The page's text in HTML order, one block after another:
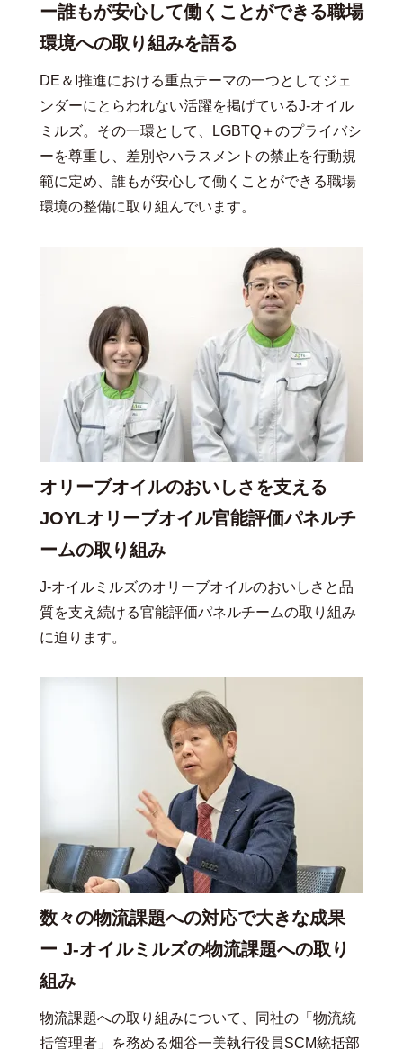
ー誰もが安心して働くことができる職場
環境への取り組みを語る
DE＆I推進における重点テーマの一つとしてジェ
ンダーにとらわれない活躍を掲げているJ-オイル
ミルズ。その一環として、LGBTQ＋のプライバシ
ーを尊重し、差別やハラスメントの禁止を行動規
範に定め、誰もが安心して働くことができる職場
環境の整備に取り組んでいます。
オリーブオイルのおいしさを支える
JOYLオリーブオイル官能評価パネルチ
ームの取り組み
J-オイルミルズのオリーブオイルのおいしさと品
質を支え続ける官能評価パネルチームの取り組み
に迫ります。
数々の物流課題への対応で大きな成果
ー J-オイルミルズの物流課題への取り
組み
物流課題への取り組みについて、同社の「物流統
括管理者」を務める畑谷一美執行役員SCM統括部